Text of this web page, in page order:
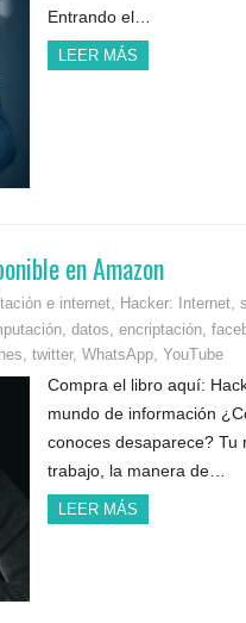
Entrando el…
LEER MÁS
en Amazon
e internet, Hacker: Internet,
, datos, encriptación,
, twitter, WhatsApp, YouTube
Compra el libro aquí:
mundo de información
conoces desaparece? Tu
trabajo, la manera de…
LEER MÁS